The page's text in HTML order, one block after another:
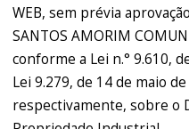
WEB, sem prévia
SANTOS AMORIM
conforme a Lei n.° 9.610,
Lei 9.279, de 14 de maio
respectivamente, sobre o